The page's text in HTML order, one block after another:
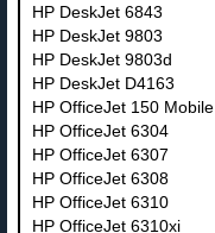
HP DeskJet 6843
HP DeskJet 9803
HP DeskJet 9803d
HP DeskJet D4163
HP OfficeJet 150 Mobile
HP OfficeJet 6304
HP OfficeJet 6307
HP OfficeJet 6308
HP OfficeJet 6310
HP OfficeJet 6310xi